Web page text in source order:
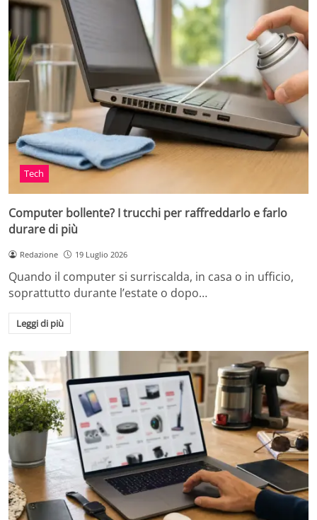
Tech
Computer bollente? I trucchi per raffreddarlo e farlo
durare di più
Redazione 19 Luglio 2026
Quando il computer si surriscalda, in casa o in ufficio,
soprattutto durante l’estate o dopo…
Leggi di più